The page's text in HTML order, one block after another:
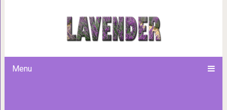
Menu
Эта простая и классная